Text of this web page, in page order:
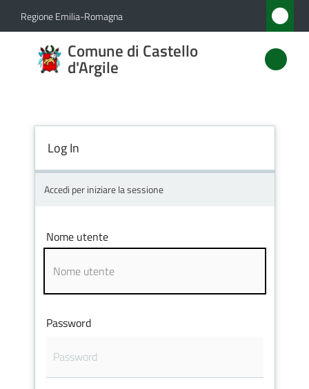
Vai al contenuto
Vai alla navigazione
Vai al footer
Regione Emilia-Romagna
Comune di Castello
d'Argile
Comune
di
Amministrazione
Servizi
Vivere
d'Argile
Log In
Accedi per iniziare la sessione
Nome utente
Password